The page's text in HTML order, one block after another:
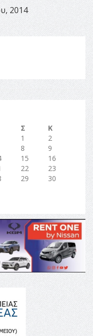
2014
Σ
Κ
1
2
8
9
15
16
22
23
29
30